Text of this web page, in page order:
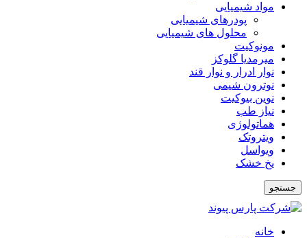
مواد شیمیایی
پودرهای شیمیایی
محلول های شیمیایی
مونوکیت
میرمدیا گلوکز
نوار ادرار و نوار قند
نوترون شیمی
نوین بیوکیت
نیاز طب
هماتولوژی
ویتروتک
ویواسل
یخ خشک
جستجو
خانه